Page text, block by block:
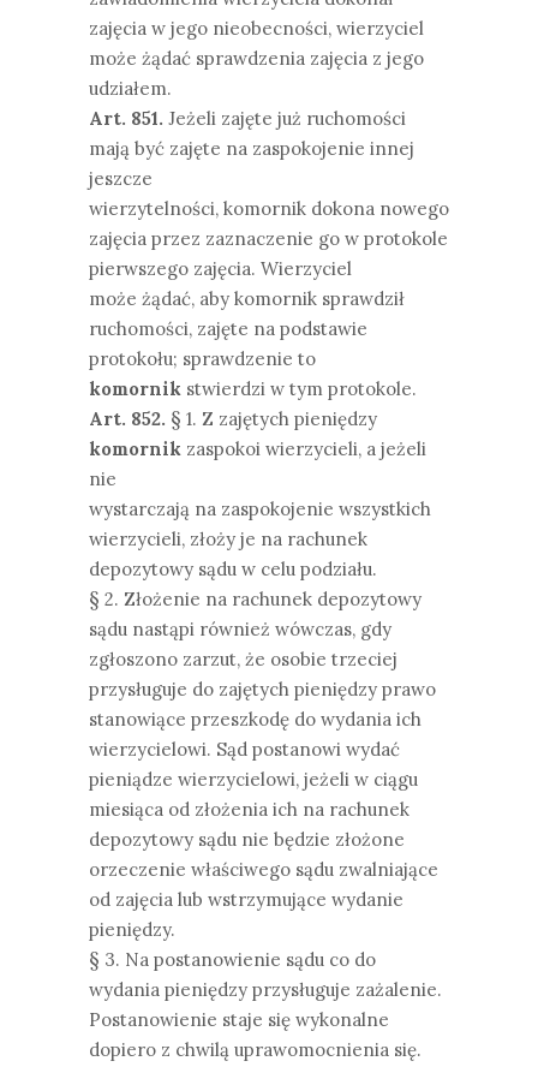
zajęcia w jego nieobecności, wierzyciel
może żądać sprawdzenia zajęcia z jego
udziałem.
Art. 851. Jeżeli zajęte już ruchomości
mają być zajęte na zaspokojenie innej
jeszcze
wierzytelności, komornik dokona nowego
zajęcia przez zaznaczenie go w protokole
pierwszego zajęcia. Wierzyciel
może żądać, aby komornik sprawdził
ruchomości, zajęte na podstawie
protokołu; sprawdzenie to
komornik stwierdzi w tym protokole.
Art. 852. § 1. Z zajętych pieniędzy
komornik zaspokoi wierzycieli, a jeżeli
nie
wystarczają na zaspokojenie wszystkich
wierzycieli, złoży je na rachunek
depozytowy sądu w celu podziału.
§ 2. Złożenie na rachunek depozytowy
sądu nastąpi również wówczas, gdy
zgłoszono zarzut, że osobie trzeciej
przysługuje do zajętych pieniędzy prawo
stanowiące przeszkodę do wydania ich
wierzycielowi. Sąd postanowi wydać
pieniądze wierzycielowi, jeżeli w ciągu
miesiąca od złożenia ich na rachunek
depozytowy sądu nie będzie złożone
orzeczenie właściwego sądu zwalniające
od zajęcia lub wstrzymujące wydanie
pieniędzy.
§ 3. Na postanowienie sądu co do
wydania pieniędzy przysługuje zażalenie.
Postanowienie staje się wykonalne
dopiero z chwilą uprawomocnienia się.